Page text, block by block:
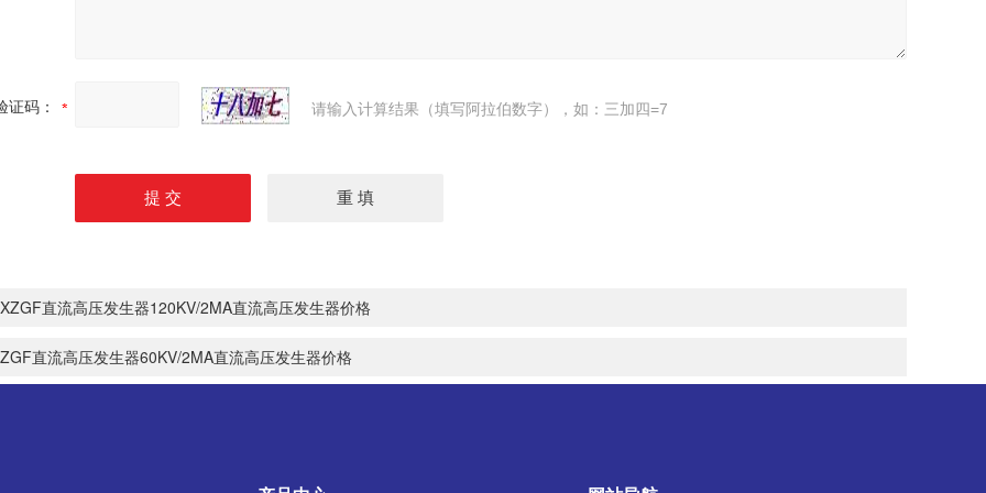
证码： 请输入计算结果（填写阿拉伯数字），如：三加四=7
XZGF直流高压发生器120KV/2MA直流高压发生器价格
ZGF直流高压发生器60KV/2MA直流高压发生器价格